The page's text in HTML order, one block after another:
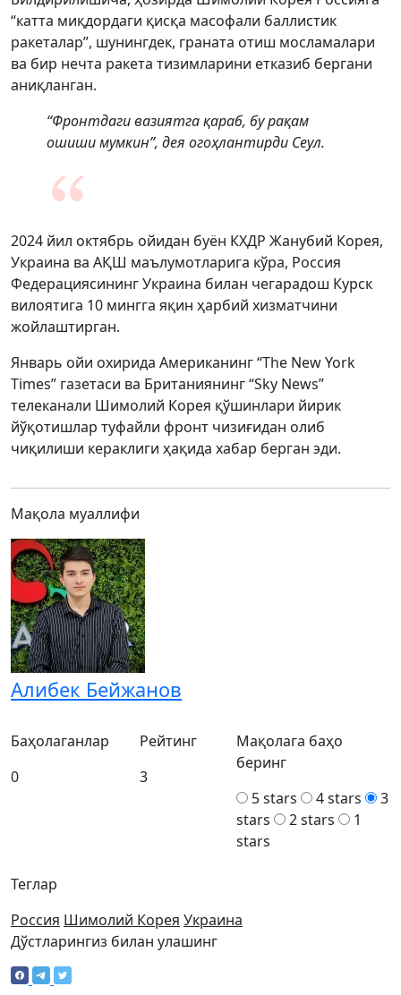
“катта миқдордаги қисқа масофали баллистик
ракеталар”, шунингдек, граната отиш мосламалари
ва бир нечта ракета тизимларини етказиб бергани
аниқланган.
“Фронтдаги вазиятга қараб, бу рақам
ошиши мумкин”, дея огоҳлантирди Сеул.
2024 йил октябрь ойидан буён КХДР Жанубий Корея,
Украина ва АҚШ маълумотларига кўра, Россия
Федерациясининг Украина билан чегарадош Курск
вилоятига 10 мингга яқин ҳарбий хизматчини
жойлаштирган.
Январь ойи охирида Американинг “The New York
Times” газетаси ва Британиянинг “Sky News”
телеканали Шимолий Корея қўшинлари йирик
йўқотишлар туфайли фронт чизиғидан олиб
чиқилиши кераклиги ҳақида хабар берган эди.
Мақола муаллифи
Алибек Бейжанов
Теглар
Россия Шимолий Корея Украина
Баҳолаганлар
0
Рейтинг
3
Мақолага баҳо
беринг
5 stars
4 stars
3
stars
2 stars
1
stars
Дўстларингиз билан улашинг